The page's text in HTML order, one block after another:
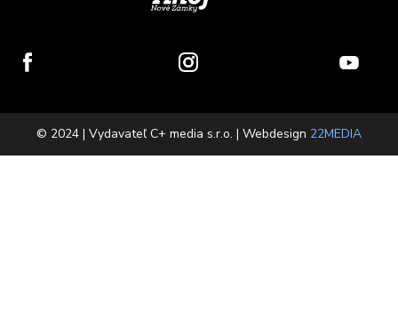
© 2024 | Vydavateľ C+ media s.r.o. | Webdesign 22MEDIA